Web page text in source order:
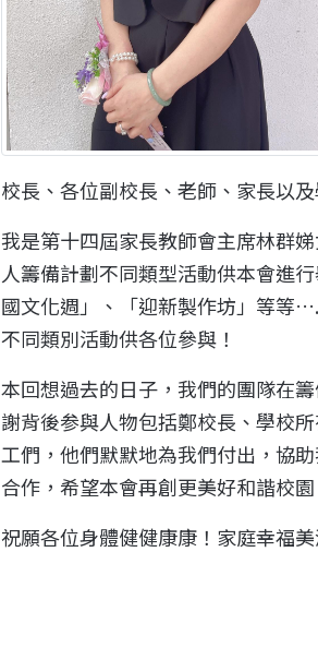
校長、各位副校長、老師、家長以及
我是第十四屆家長教師會主席林群
人籌備計劃不同類型活動供本會進
國文化週」、「迎新製作坊」等等
不同類別活動供各位參與！
本回想過去的日子，我們的團隊在
謝背後参與人物包括鄭校長、學校
工們，他們默默地為我們付出，協
合作，希望本會再創更美好和諧校
祝願各位身體健健康康！家庭幸福美